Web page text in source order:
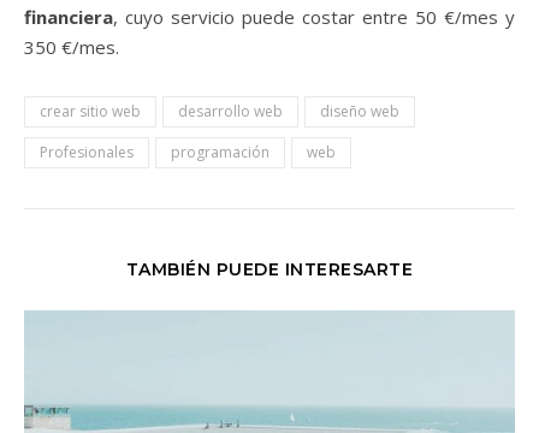
financiera, cuyo servicio puede costar entre 50 €/mes y
350 €/mes.
crear sitio web desarrollo web
diseño web
Profesionales
programación web
TAMBIÉN PUEDE INTERESARTE